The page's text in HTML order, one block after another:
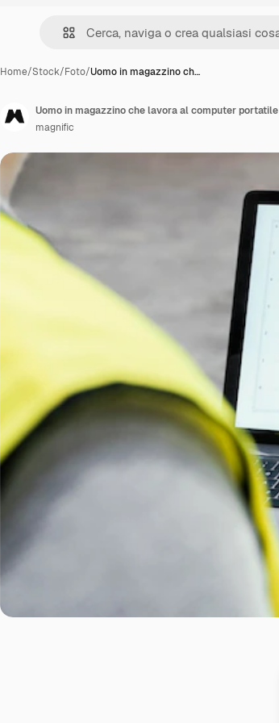
Home/Stock/Foto/Uomo in magazzino ch…
Uomo in magazzino che lavora al computer portatile
magnific